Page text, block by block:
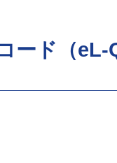
ード（